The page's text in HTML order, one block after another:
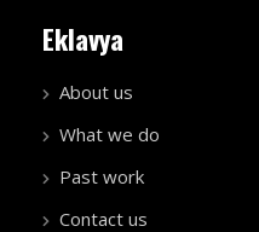
Eklavya
About us
What we do
Past work
Contact us